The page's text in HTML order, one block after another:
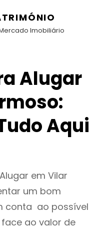
Imobiliário
Alugar
Aqui
em Vilar
um bom
conta ao possível
ao valor de